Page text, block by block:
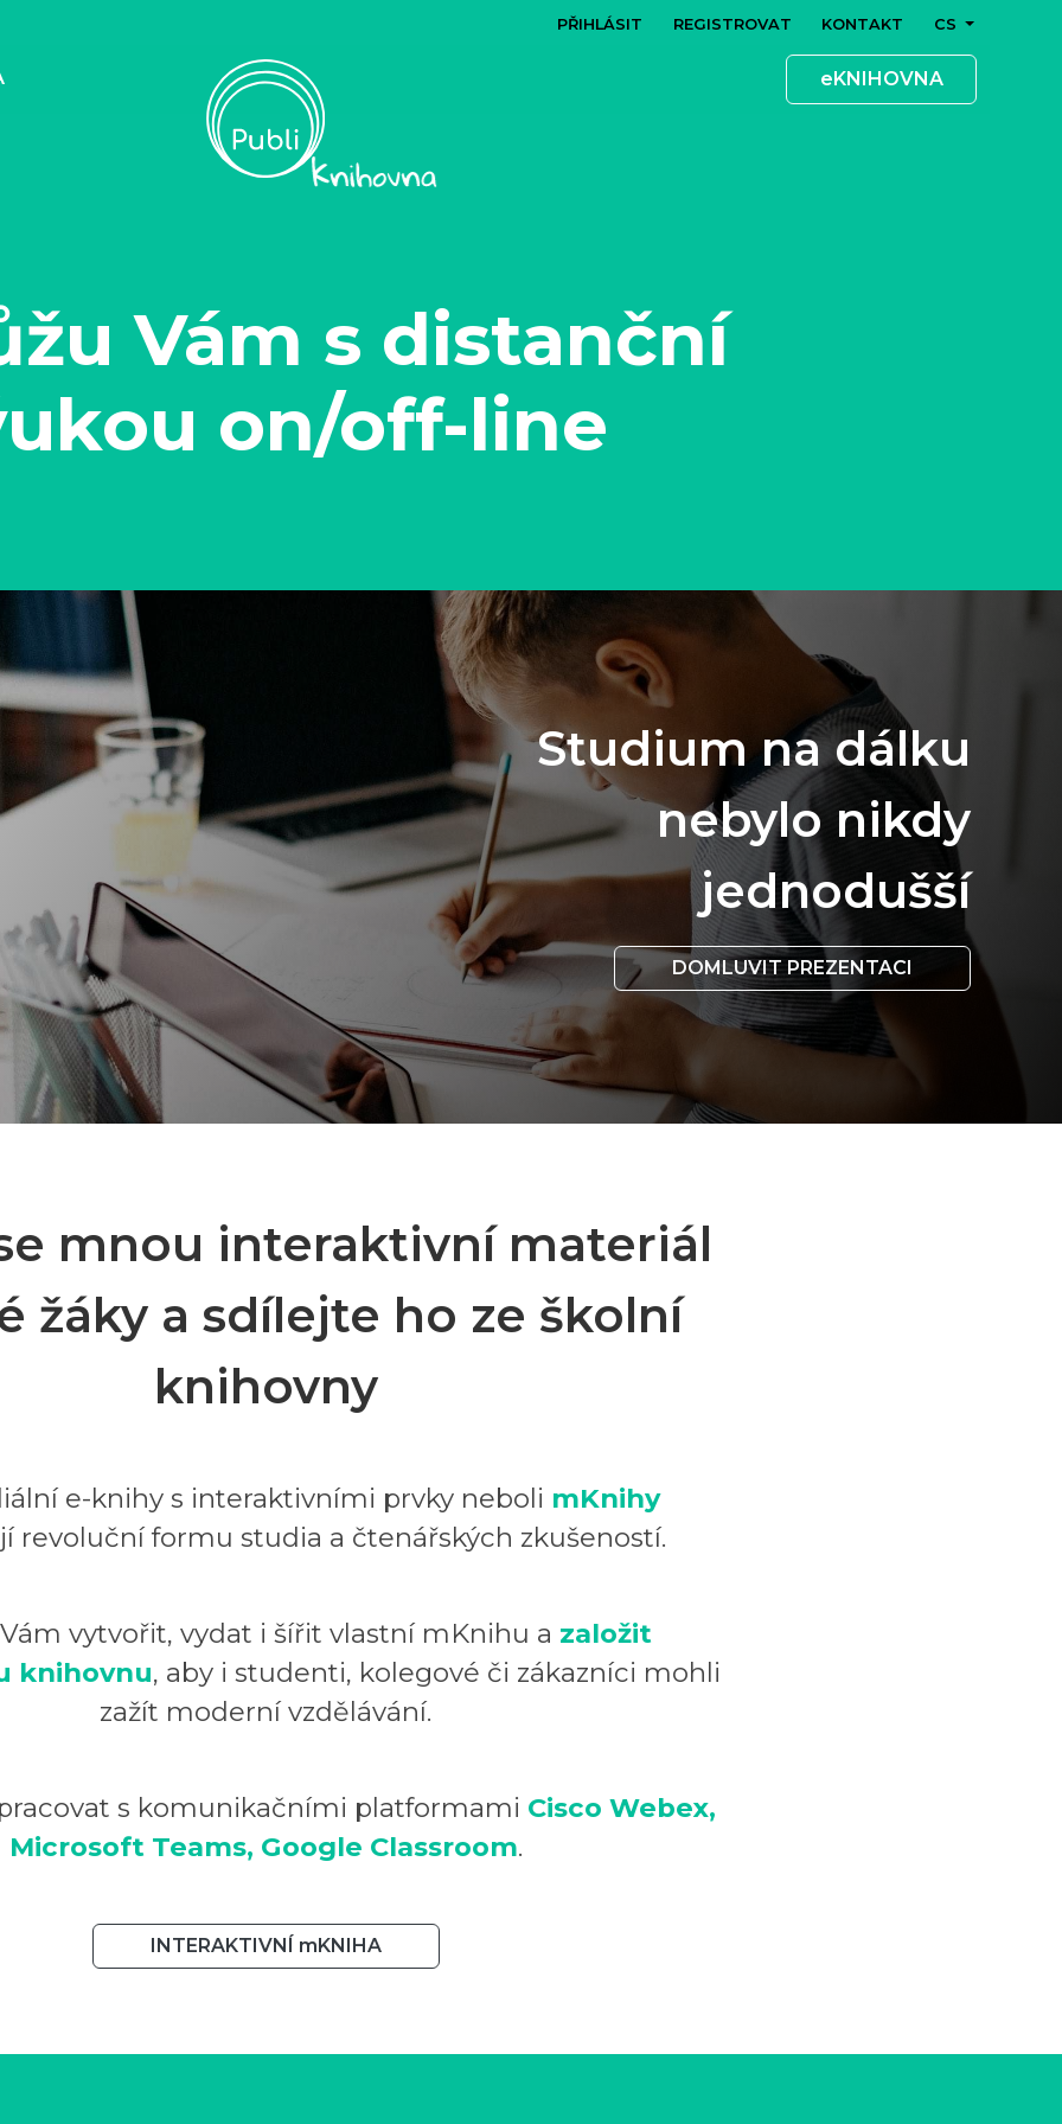
eKNIHOVNA
PŘIHLÁSIT REGISTROVAT KONTAKT CS
Vám s distanční
on/off-line
Studium na dálku
nebylo nikdy
jednodušší
DOMLUVIT PREZENTACI
mnou interaktivní materiál
žáky a sdílejte ho ze školní
knihovny
e-knihy s interaktivními prvky neboli mKnihy
revoluční formu studia a čtenářských zkušeností.
vytvořit, vydat i šířit vlastní mKnihu a založit
knihovnu, aby i studenti, kolegové či zákazníci mohli
zažít moderní vzdělávání.
s komunikačními platformami Cisco Webex,
Microsoft Teams, Google Classroom.
INTERAKTIVNÍ mKNIHA